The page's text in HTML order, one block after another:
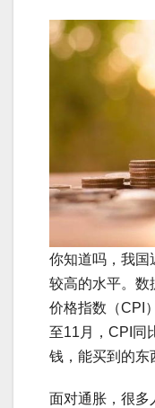
你知道吗，我国
较高的水平。数
价格指数（CPI
至11月，CPI同
钱，能买到的东
面对通胀，很多